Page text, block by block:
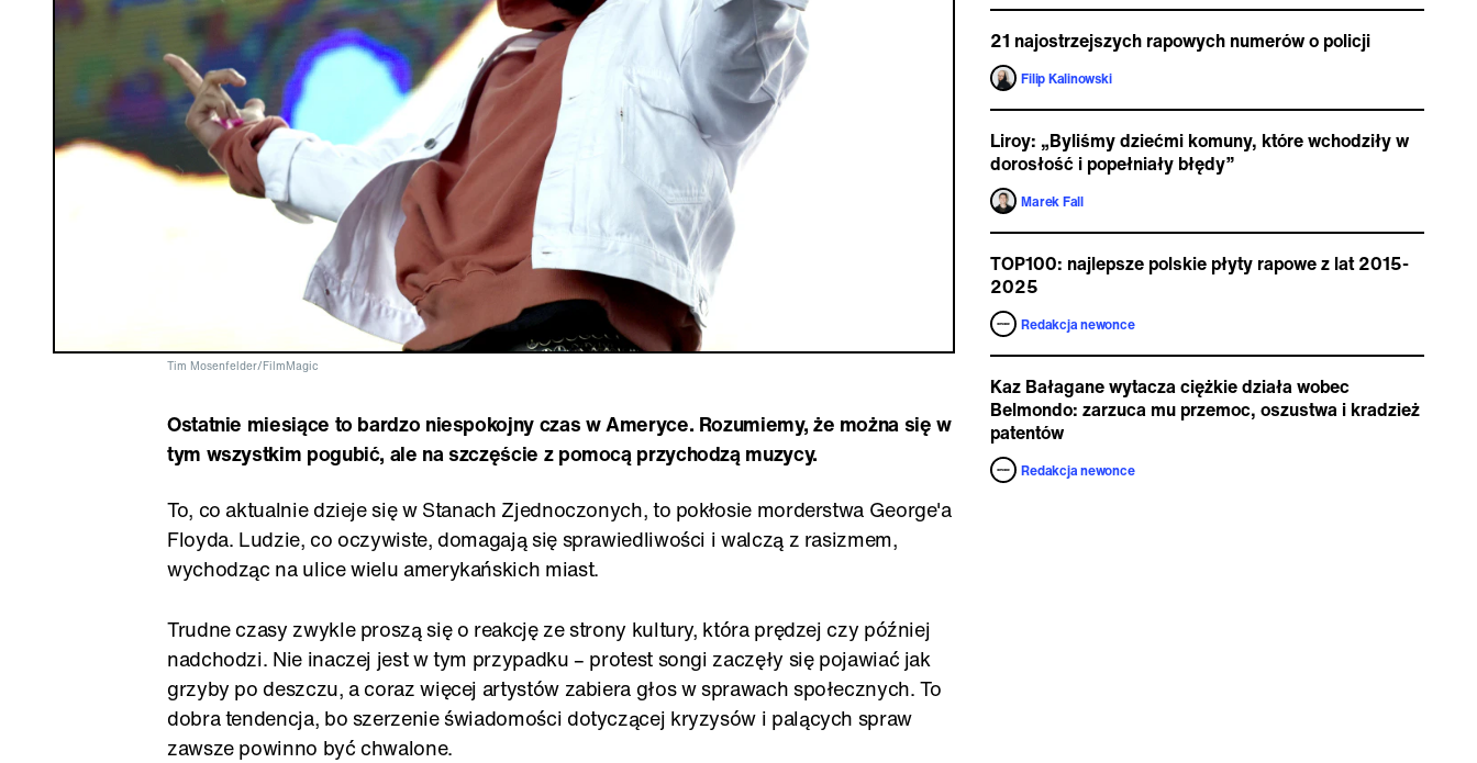
Tim Mosenfelder/FilmMagic
Ostatnie miesiące to bardzo niespokojny czas w Ameryce. Rozumiemy, że można się w
tym wszystkim pogubić, ale na szczęście z pomocą przychodzą muzycy.
To, co aktualnie dzieje się w Stanach Zjednoczonych, to pokłosie morderstwa George'a
Floyda. Ludzie, co oczywiste, domagają się sprawiedliwości i walczą z rasizmem,
wychodząc na ulice wielu amerykańskich miast.
Trudne czasy zwykle proszą się o reakcję ze strony kultury, która prędzej czy później
nadchodzi. Nie inaczej jest w tym przypadku – protest songi zaczęły się pojawiać jak
grzyby po deszczu, a coraz więcej artystów zabiera głos w sprawach społecznych. To
dobra tendencja, bo szerzenie świadomości dotyczącej kryzysów i palących spraw
zawsze powinno być chwalone.
21 najostrzejszych rapowych numerów o policji
Filip Kalinowski
Liroy: „Byliśmy dziećmi komuny, które wchodziły w
dorosłość i popełniały błędy”
Marek Fall
TOP100: najlepsze polskie płyty rapowe z lat 2015-
2025
Redakcja newonce
Kaz Bałagane wytacza ciężkie działa wobec
Belmondo: zarzuca mu przemoc, oszustwa i kradzież
patentów
Redakcja newonce